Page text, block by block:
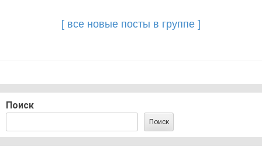
[ все новые посты в группе ]
Поиск
Поиск